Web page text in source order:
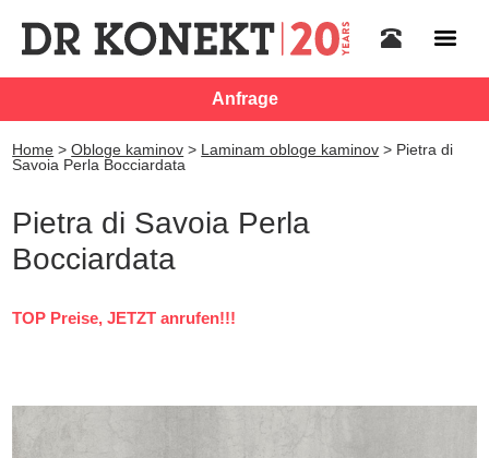
Anfrage
Home >Obloge kaminov > Laminam obloge kaminov > Pietra di
Savoia Perla Bocciardata
Pietra di Savoia Perla
Bocciardata
TOP Preise, JETZT anrufen!!!